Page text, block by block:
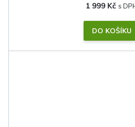
1 999 Kč
DO KOŠÍKU